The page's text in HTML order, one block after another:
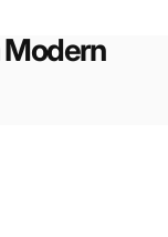
Modern